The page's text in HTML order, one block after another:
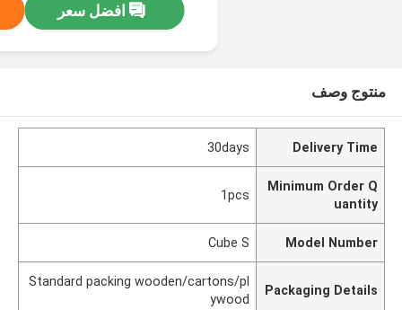
افضل سعر
منتوج وصف
Delivery Time
30days
Minimum Order Q
uantity
1pcs
Model Number
Cube S
Packaging Details
Standard packing wooden/cartons/pl
ywood